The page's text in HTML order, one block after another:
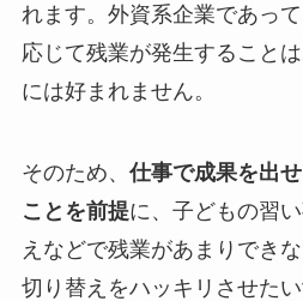
れます。外資系企業であっ
応じて残業が発生すること
には好まれません。
そのため、 仕事で成果を出
ことを前提に、子どもの習
えなどで残業があまりでき
切り替えをハッキリさせた